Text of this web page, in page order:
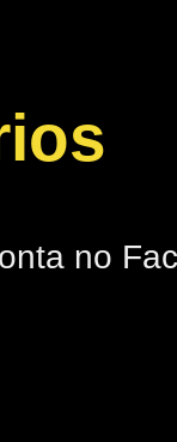
no